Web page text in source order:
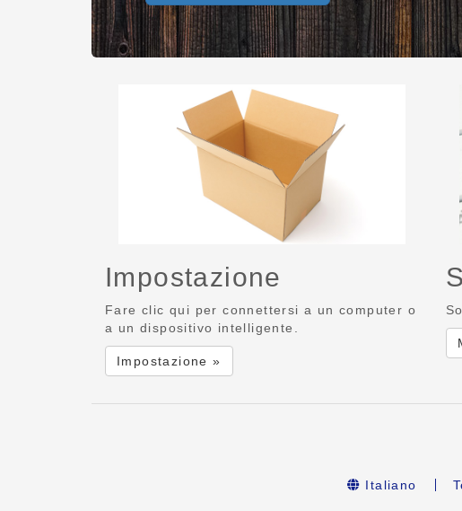
Impostazione
Fare clic qui per connettersi a un computer o
a un dispositivo intelligente.
Impostazione »
Italiano